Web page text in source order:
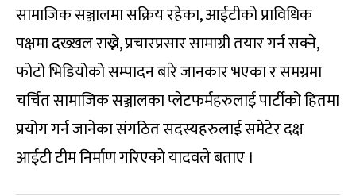
सामाजिक सञ्जालमा सक्रिय रहेका, आईटीको प्राविधिक
पक्षमा दख्खल राख्ने, प्रचारप्रसार सामाग्री तयार गर्न सक्ने,
फोटो भिडियोको सम्पादन बारे जानकार भएका र समग्रमा
चर्चित सामाजिक सञ्जालका प्लेटफर्महरुलाई पार्टीको हितमा
प्रयोग गर्न जानेका संगठित सदस्यहरुलाई समेटेर दक्ष
आईटी टीम निर्माण गरिएको यादवले बताए ।